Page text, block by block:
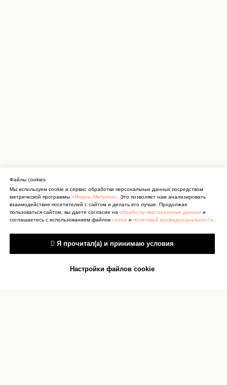
Файлы cookies
Мы используем cookie и сервис обработки персональных данных посредством
метрической программы «Яндекс.Метрика». Это позволяет нам анализировать
взаимодействие посетителей с сайтом и делать его лучше. Продолжая
пользоваться сайтом, вы даете согласие на обработку персональных данных и
соглашаетесь с использованием файлов cookie и политикой конфиденциальности.
 Я прочитал(а) и принимаю условия
Настройки файлов cookie